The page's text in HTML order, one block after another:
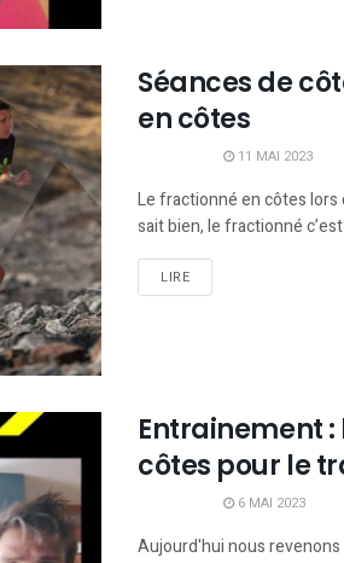
Séances de
en côtes
11 MAI 2023
Le fractionné en côtes lors
sait bien, le fractionné c’est
LIRE
Entrainement
côtes pour le
6 MAI 2023
Aujourd'hui nous